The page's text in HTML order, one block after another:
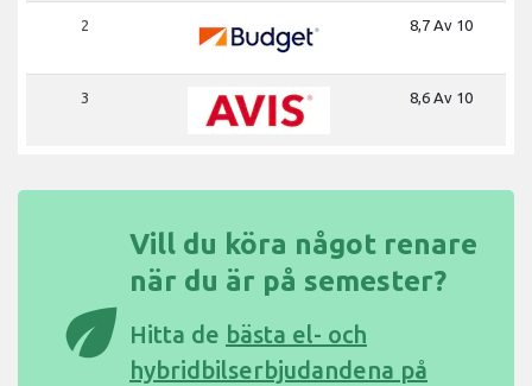
2 8,7 Av 10
3 8,6 Av 10
eco
Vill du köra något renare
när du är på semester?
Hitta de bästa el- och
hybridbilserbjudandena på